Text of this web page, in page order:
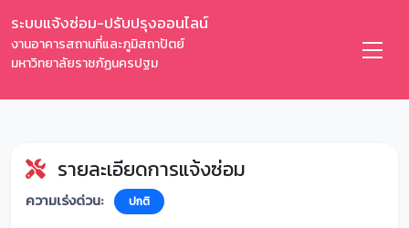
ระบบแจ้งซ่อม-ปรับปรุงออนไลน์
งานอาคารสถานที่และภูมิสถาปัตย์
มหาวิทยาลัยราชภัฏนครปฐม
รายละเอียดการแจ้งซ่อม
ความเร่งด่วน: ปกติ